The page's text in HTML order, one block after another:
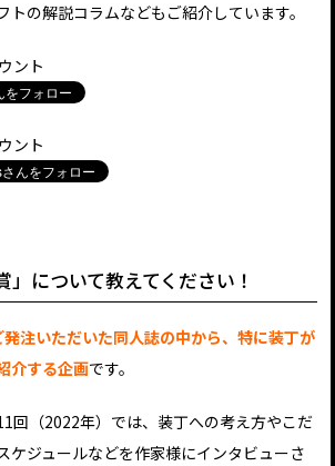
トの解説コラムなどもご紹介しています。
ント
ント
」について教えてください！
注いただいた同人誌の中から、特に装丁が
介する企画です。
回（2022年）では、装丁への考え方やこだ
ケジュールなどを作家様にインタビューさ